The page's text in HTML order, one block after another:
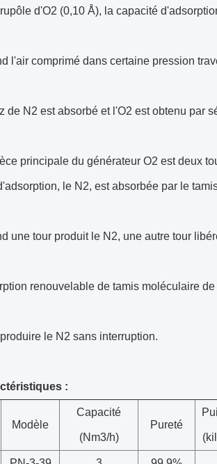
d'O2 (0,10 Å), la capacité
l'air comprimé dans certaine pression
de N2 est absorbé et l'O2 est obtenu par
principale du générateur O2 est deux
le N2, est absorbée par le
une tour produit le N2, une autre tour
renouvelable de tamis moléculaire
le N2 sans interruption.
:
Modèle
Capacité
(Nm3/h)
Pureté